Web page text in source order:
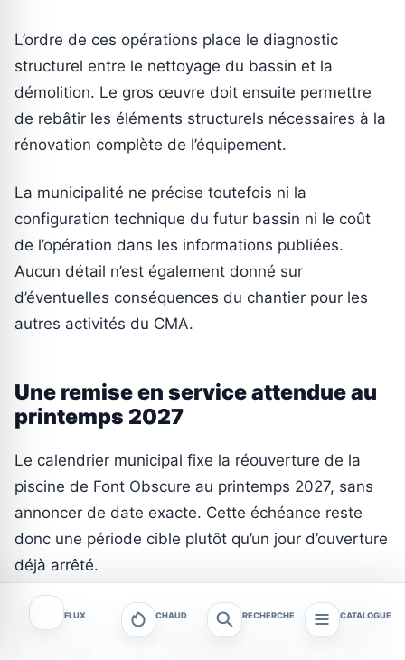
L’ordre de ces opérations place le diagnostic
structurel entre le nettoyage du bassin et la
démolition. Le gros œuvre doit ensuite permettre
de rebâtir les éléments structurels nécessaires à la
rénovation complète de l’équipement.
La municipalité ne précise toutefois ni la
configuration technique du futur bassin ni le coût
de l’opération dans les informations publiées.
Aucun détail n’est également donné sur
d’éventuelles conséquences du chantier pour les
autres activités du CMA.
Une remise en service attendue au
printemps 2027
Le calendrier municipal fixe la réouverture de la
piscine de Font Obscure au printemps 2027, sans
annoncer de date exacte. Cette échéance reste
donc une période cible plutôt qu’un jour d’ouverture
déjà arrêté.
FLUX CHAUD RECHERCHE CATALOGUE